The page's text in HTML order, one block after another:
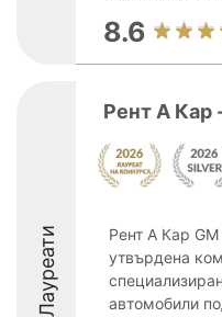
8.6
Лауреати
Рент А Кар
Рент А Кар
утвърдена
автомобили